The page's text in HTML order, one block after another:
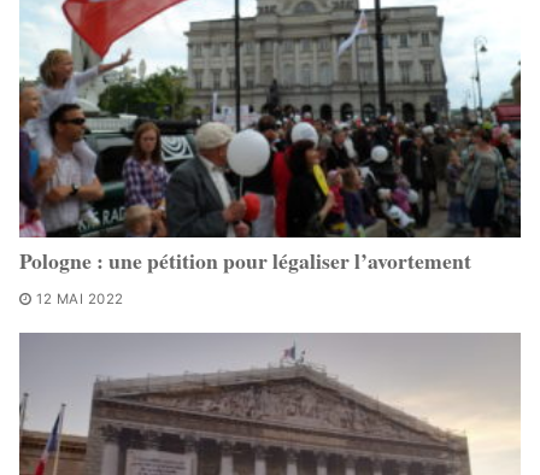
Pologne : une pétition pour légaliser l’avortement
12 MAI 2022